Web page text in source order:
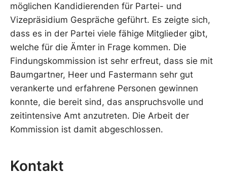
möglichen Kandidierenden für Partei- und
Vizepräsidium Gespräche geführt. Es zeigte sich,
dass es in der Partei viele fähige Mitglieder gibt,
welche für die Ämter in Frage kommen. Die
Findungskommission ist sehr erfreut, dass sie mit
Baumgartner, Heer und Fastermann sehr gut
verankerte und erfahrene Personen gewinnen
konnte, die bereit sind, das anspruchsvolle und
zeitintensive Amt anzutreten. Die Arbeit der
Kommission ist damit abgeschlossen.
Kontakt